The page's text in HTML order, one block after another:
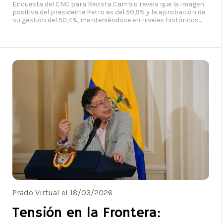
Encuesta del CNC para Revista Cambio revela que la imagen
positiva del presidente Petro es del 50,9% y la aprobación de
su gestión del 50,4%, manteniéndose en niveles históricos.
Prado Virtual el 18/03/2026
Tensión en la Frontera: